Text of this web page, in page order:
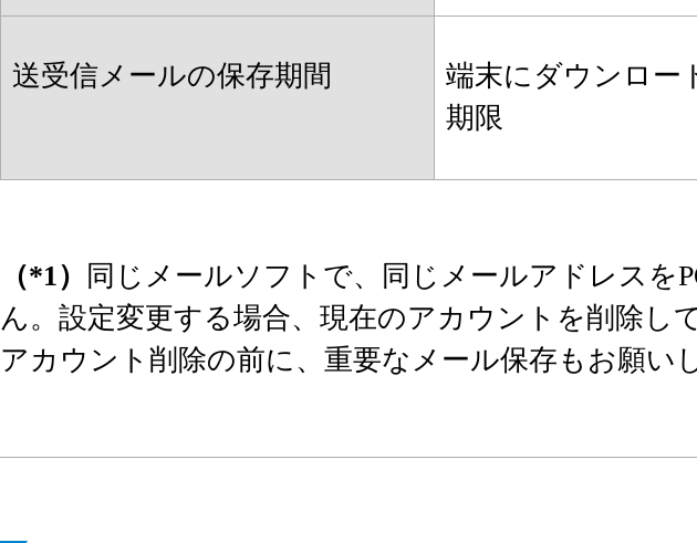
送受信メールの保存期間
端末にダウンロー
期限
（*1）
同じメールソフトで、同じメールアドレスを
ん。設定変更する場合、現在のアカウントを削除し
アカウント削除の前に、重要なメール保存もお願い